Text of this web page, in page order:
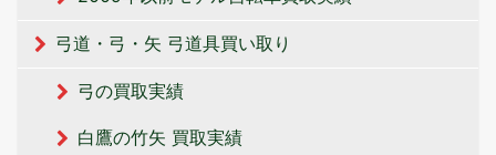
弓道・弓・矢 弓道具買い取り
弓の買取実績
白鷹の竹矢 買取実績